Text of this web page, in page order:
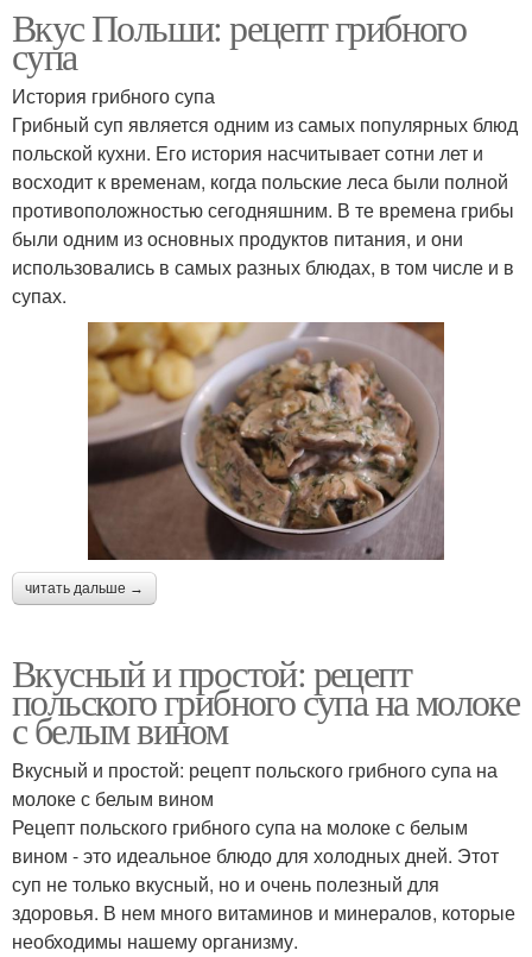
Вкус Польши: рецепт грибного
супа
История грибного супа
Грибный суп является одним из самых популярных блюд
польской кухни. Его история насчитывает сотни лет и
восходит к временам, когда польские леса были полной
противоположностью сегодняшним. В те времена грибы
были одним из основных продуктов питания, и они
использовались в самых разных блюдах, в том числе и в
супах.
читать дальше →
Вкусный и простой: рецепт
польского грибного супа на молоке
с белым вином
Вкусный и простой: рецепт польского грибного супа на
молоке с белым вином
Рецепт польского грибного супа на молоке с белым
вином - это идеальное блюдо для холодных дней. Этот
суп не только вкусный, но и очень полезный для
здоровья. В нем много витаминов и минералов, которые
необходимы нашему организму.